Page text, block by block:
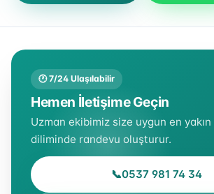
🕐 7/24 Ulaşılabilir
Hemen İletişime Geçin
Uzman ekibimiz size uygun en yakın
diliminde randevu oluşturur.
📞0537 981 74 34